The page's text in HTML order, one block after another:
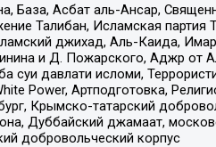
База, Асбат аль-Ансар,
Талибан, Исламская партия
джихад, Аль-Каида,
и Д. Пожарского, Аджр от
давлати исломи,
Power, Артподготовка,
Крымско-татарский
Дуббайский джамаат,
добровольческий корпус